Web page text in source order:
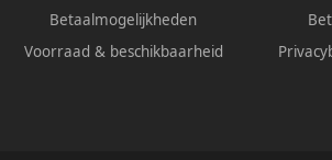
Betaalmogelijkheden
Voorraad & beschikbaarheid